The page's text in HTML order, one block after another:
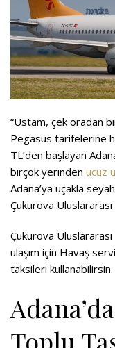
“Ustam, çek oradan
Pegasus tarifelerine
TL’den başlayan
birçok yerinden ucuz
Adana’ya uçakla
Çukurova Uluslararası
Çukurova
ulaşım için Havaş
taksileri kullanabilirsin.
Toplu